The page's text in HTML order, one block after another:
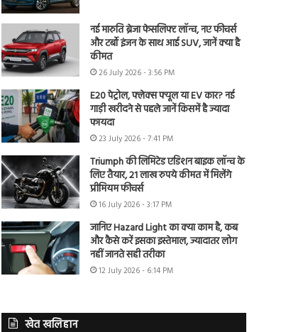
नई मारुति ब्रेजा फेसलिफ्ट लॉन्च, नए फीचर्स
और टर्बो इंजन के साथ आई SUV, जानें क्या है
कीमत
26 July 2026 - 3:56 PM
E20 पेट्रोल, फ्लेक्स फ्यूल या EV कार? नई
गाड़ी खरीदने से पहले जानें किसमें है ज्यादा
फायदा
23 July 2026 - 7:41 PM
Triumph की लिमिटेड एडिशन बाइक लॉन्च के
लिए तैयार, 21 लाख रुपये कीमत में मिलेंगे
प्रीमियम फीचर्स
16 July 2026 - 3:17 PM
जानिए Hazard Light का क्या काम है, कब
और कैसे करें इसका इस्तेमाल, ज्यादातर लोग
नहीं जानते सही तरीका
12 July 2026 - 6:14 PM
खेत खलिहान